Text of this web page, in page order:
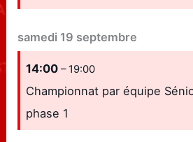
samedi 19 septembre
14:00– 19:00
Championnat par équipe
phase 1